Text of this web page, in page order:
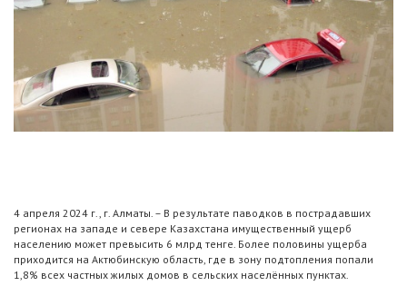
4 апреля 2024 г., г. Алматы. – В результате паводков в пострадавших
регионах на западе и севере Казахстана имущественный ущерб
населению может превысить 6 млрд тенге. Более половины ущерба
приходится на Актюбинскую область, где в зону подтопления попали
1,8% всех частных жилых домов в сельских населённых пунктах.